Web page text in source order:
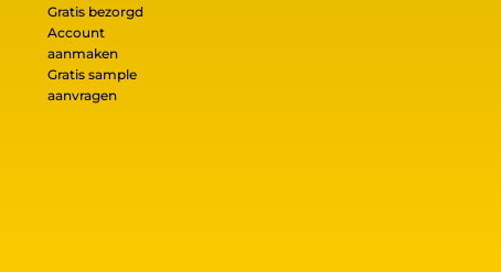
Gratis bezorgd
Account
aanmaken
Gratis sample
aanvragen